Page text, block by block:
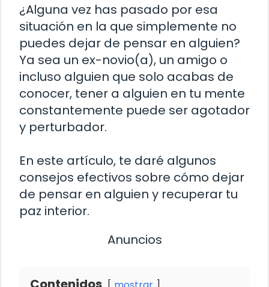
¿Alguna vez has pasado por esa
situación en la que simplemente no
puedes dejar de pensar en alguien?
Ya sea un ex-novio(a), un amigo o
incluso alguien que solo acabas de
conocer, tener a alguien en tu mente
constantemente puede ser agotador
y perturbador.
En este artículo, te daré algunos
consejos efectivos sobre cómo dejar
de pensar en alguien y recuperar tu
paz interior.
Anuncios